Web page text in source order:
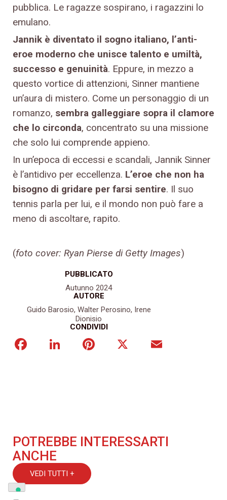
PUBBLICATO
Autunno 2024
AUTORE
Guido Barosio, Walter Perosino, Irene
Dionisio
CONDIVIDI
FacebookLinkedInPinterest
pubblica. Le ragazze sospirano, i ragazzini lo
emulano.
Jannik è diventato il sogno italiano, l’anti-
eroe moderno che unisce talento e umiltà,
successo e genuinità. Eppure, in mezzo a
questo vortice di attenzioni, Sinner mantiene
un’aura di mistero. Come un personaggio di un
romanzo, sembra galleggiare sopra il clamore
che lo circonda, concentrato su una missione
che solo lui comprende appieno.
In un’epoca di eccessi e scandali, Jannik Sinner
è l’antidivo per eccellenza. L’eroe che non ha
bisogno di gridare per farsi sentire. Il suo
tennis parla per lui, e il mondo non può fare a
meno di ascoltare, rapito.
(foto cover: Ryan Pierse di Getty Images)
POTREBBE INTERESSARTI
ANCHE
VEDI TUTTI +